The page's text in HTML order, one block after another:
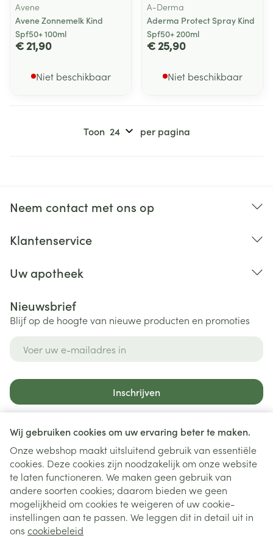
Wij gebruiken cookies om uw ervaring beter te maken.
Onze webshop maakt uitsluitend gebruik van essentiële
cookies. Deze cookies zijn noodzakelijk om onze website
te laten functioneren. We maken geen gebruik van
andere soorten cookies; daarom bieden we geen
mogelijkheid om cookies te weigeren of uw cookie-
instellingen aan te passen. We leggen dit in detail uit in
ons cookiebeleid
Avene
Avene Zonnemelk Kind
Spf50+ 100ml
€ 21,90
Niet beschikbaar
A-Derma
Aderma Protect Spray Kind
Spf50+ 200ml
€ 25,90
Niet beschikbaar
Toon per pagina
Neem contact met ons op
Klantenservice
Uw apotheek
Nieuwsbrief
Blijf op de hoogte van nieuwe producten en promoties
Inschrijven
nieuwsbrief en gaat u akkoord met onzeprivacy policy.
Juridische links